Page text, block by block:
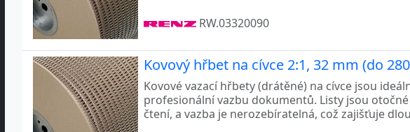
RW.03320090
Kovový hřbet na cívce 2:1, 32 mm (do
Kovové vazací hřbety (drátěné) na cívce jsou
profesionální vazbu dokumentů. Listy jsou
čtení, a vazba je nerozebíratelná, což zajišťuje